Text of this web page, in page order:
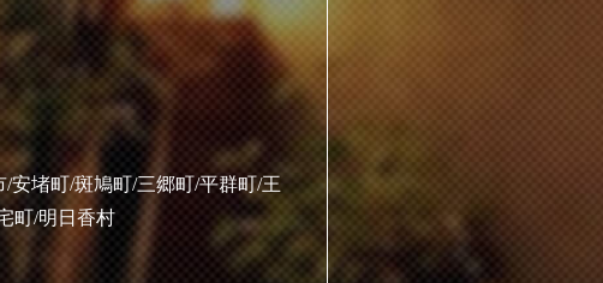
安堵町/斑鳩町/三郷町/平群町/王
町/明日香村